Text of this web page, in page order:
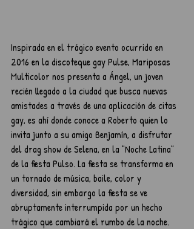
Inspirada en el trágico evento ocurrido en
2016 en la discoteque gay Pulse, Mariposas
Multicolor nos presenta a Ángel, un joven
recién llegado a la ciudad que busca nuevas
amistades a través de una aplicación de citas
gay, es ahí donde conoce a Roberto quien lo
invita junto a su amigo Benjamín, a disfrutar
del drag show de Selena, en la "Noche Latina"
de la fiesta Pulso. La fiesta se transforma en
un tornado de música, baile, color y
diversidad, sin embargo la fiesta se ve
abruptamente interrumpida por un hecho
trágico que cambiará el rumbo de la noche.